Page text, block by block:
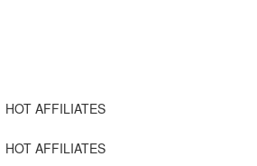
HOT AFFILIATES
HOT AFFILIATES